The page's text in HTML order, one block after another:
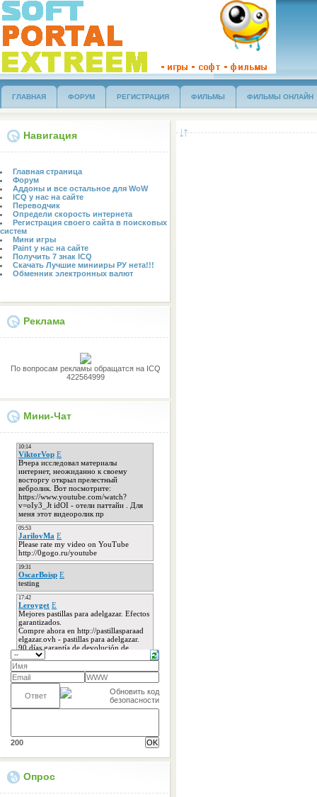
ГЛАВНАЯ ФОРУМ РЕГИСТРАЦИЯ ФИЛЬМЫ ФИЛЬМЫ ОНЛАЙН
ГОСТЕВАЯ БЛОГ
Навигация
Главная страница
Форум
Аддоны и все остальное для WoW
ICQ у нас на сайте
Переводчик
Определи скорость интернета
Регистрация своего сайта в поисковых
систем
Мини игры
Paint у нас на сайте
Получить 7 знак ICQ
Скачать Лучшие минииры РУ нета!!!
Обменник электронных валют
Реклама
По вопросам рекламы обращатся на ICQ
422564999
Мини-Чат
200
Опрос